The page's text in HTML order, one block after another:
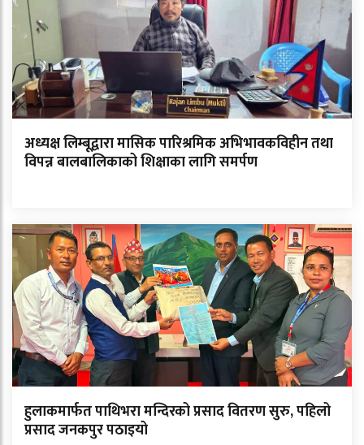
अध्यक्ष लिम्बूद्वारा मासिक पारिश्रमिक अभिभावकविहीन तथा
विपन्न बालबालिकाको शिक्षाका लागि समर्पण
हुलाकमार्फत पाथिभरा मन्दिरको प्रसाद वितरण सुरु, पहिलो
प्रसाद जनकपुर पठाइयो